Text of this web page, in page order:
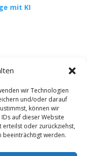
wir Technologien
und/oder darauf
können wir
auf dieser Website
erteilst oder zurückziehst,
beeinträchtigt werden.
mit KI
AVO UG |
Die ist ein